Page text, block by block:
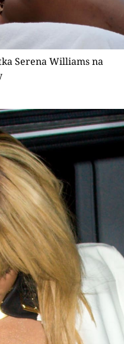
Serena Williams na